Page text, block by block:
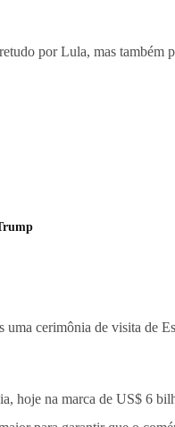
por Lula, mas
cerimônia de visita de
hoje na marca de US$ 6